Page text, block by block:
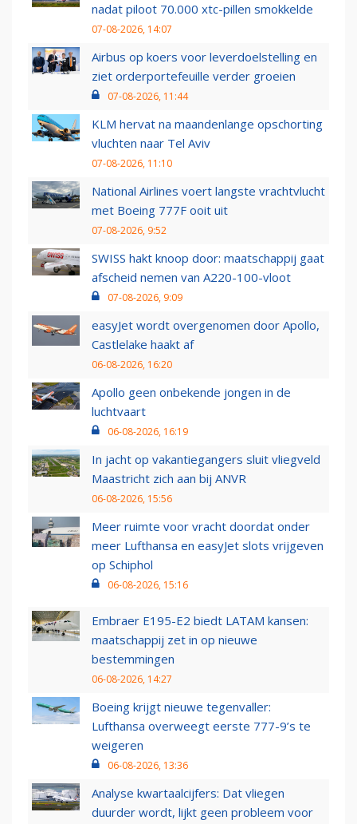
nadat piloot 70.000 xtc-pillen smokkelde
07-08-2026, 14:07
Airbus op koers voor leverdoelstelling en
ziet orderportefeuille verder groeien
07-08-2026, 11:44
KLM hervat na maandenlange opschorting
vluchten naar Tel Aviv
07-08-2026, 11:10
National Airlines voert langste vrachtvlucht
met Boeing 777F ooit uit
07-08-2026, 9:52
SWISS hakt knoop door: maatschappij gaat
afscheid nemen van A220-100-vloot
07-08-2026, 9:09
easyJet wordt overgenomen door Apollo,
Castlelake haakt af
06-08-2026, 16:20
Apollo geen onbekende jongen in de
luchtvaart
06-08-2026, 16:19
In jacht op vakantiegangers sluit vliegveld
Maastricht zich aan bij ANVR
06-08-2026, 15:56
Meer ruimte voor vracht doordat onder
meer Lufthansa en easyJet slots vrijgeven
op Schiphol
06-08-2026, 15:16
Embraer E195-E2 biedt LATAM kansen:
maatschappij zet in op nieuwe
bestemmingen
06-08-2026, 14:27
Boeing krijgt nieuwe tegenvaller:
Lufthansa overweegt eerste 777-9’s te
weigeren
06-08-2026, 13:36
Analyse kwartaalcijfers: Dat vliegen
duurder wordt, lijkt geen probleem voor